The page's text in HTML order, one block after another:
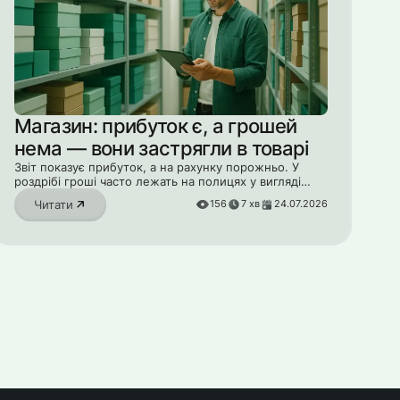
Магазин: прибуток є, а грошей
нема — вони застрягли в товарі
Звіт показує прибуток, а на рахунку порожньо. У
роздрібі гроші часто лежать на полицях у вигляді
залишків. Як побачити це й розморозити кеш.
Читати 156 7 хв 24.07.2026